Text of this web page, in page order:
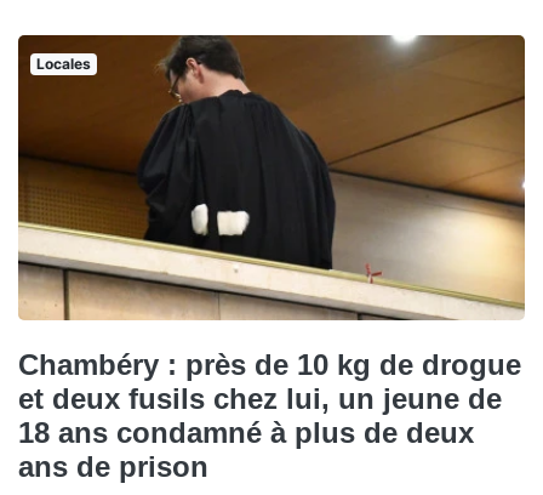
Locales
Chambéry : près de 10 kg de drogue
et deux fusils chez lui, un jeune de
18 ans condamné à plus de deux
ans de prison